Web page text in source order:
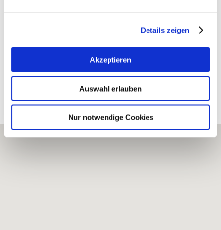
Details zeigen
Akzeptieren
Auswahl erlauben
Nur notwendige Cookies
Internet: https://www.weingut-groehl.de
Bearbeitete Weinlagen